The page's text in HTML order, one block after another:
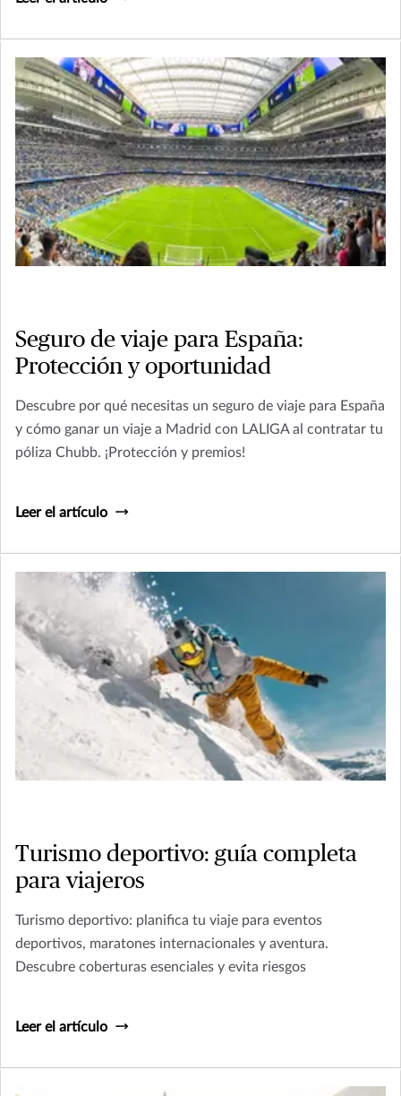
Seguro de viaje para España:
Protección y oportunidad
Descubre por qué necesitas un seguro de viaje para España
y cómo ganar un viaje a Madrid con LALIGA al contratar tu
póliza Chubb. ¡Protección y premios!
Leer el artículo
Turismo deportivo: guía completa
para viajeros
Turismo deportivo: planifica tu viaje para eventos
deportivos, maratones internacionales y aventura.
Descubre coberturas esenciales y evita riesgos
Leer el artículo